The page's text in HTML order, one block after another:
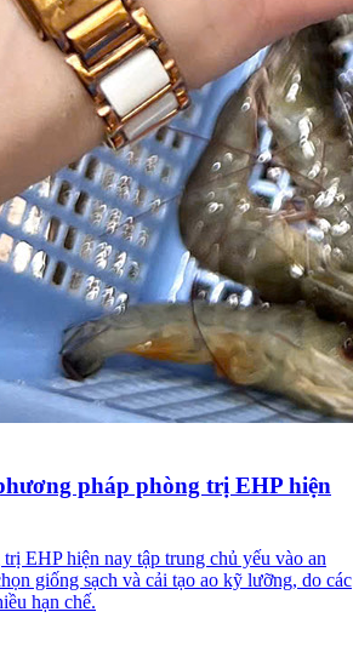
pháp phòng trị EHP hiện
EHP hiện nay tập trung chủ yếu vào an
giống sạch và cải tạo ao kỹ lưỡng, do các
hạn chế.